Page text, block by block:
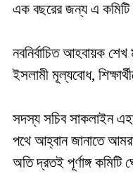
‎এক বছরের জন্য এ কমিটি
‎নবনির্বাচিত আহবায়ক
ইসলামী মূল্যবোধ,
‎সদস্য সচিব সাকলাইন
পথে আহ্বান জানাতে
অতি দ্রতই পূর্ণাঙ্গ কমিটি